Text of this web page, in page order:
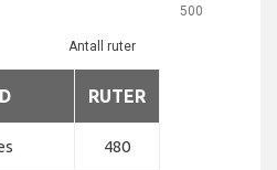
500
Antall ruter
RUTER
480